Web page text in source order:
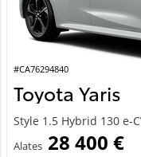
#CA76294840
Toyota Yaris
Style 1.5 Hybrid 130 e-
Alates 28 400 €